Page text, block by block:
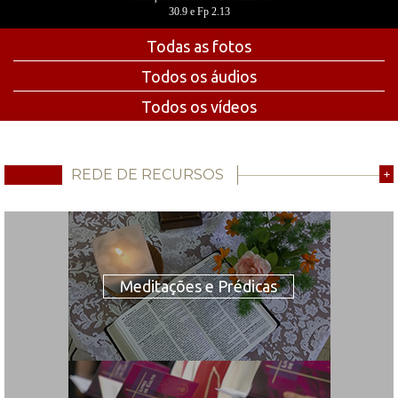
30.9 e Fp 2.13
Todas as fotos
Todos os áudios
Todos os vídeos
REDE DE RECURSOS +
Meditações e Prédicas